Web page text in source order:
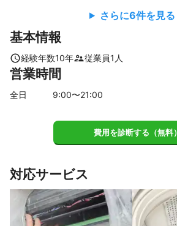
日高市 鶴ヶ島市
白岡市
飯能市
幸手市
鴻巣市
東松山市 ときがわ町
加須市
行田市
熊谷市
寄居町
茨城県】
守谷市
五霞町
常総市
古河市
つくば市 八千代町 阿見町
神奈川県】
さらに6件を見る
基本情報
経験年数10年 従業員1 人
営業時間
全日 9:00〜21:00
費用を診断する（無料）
対応サービス